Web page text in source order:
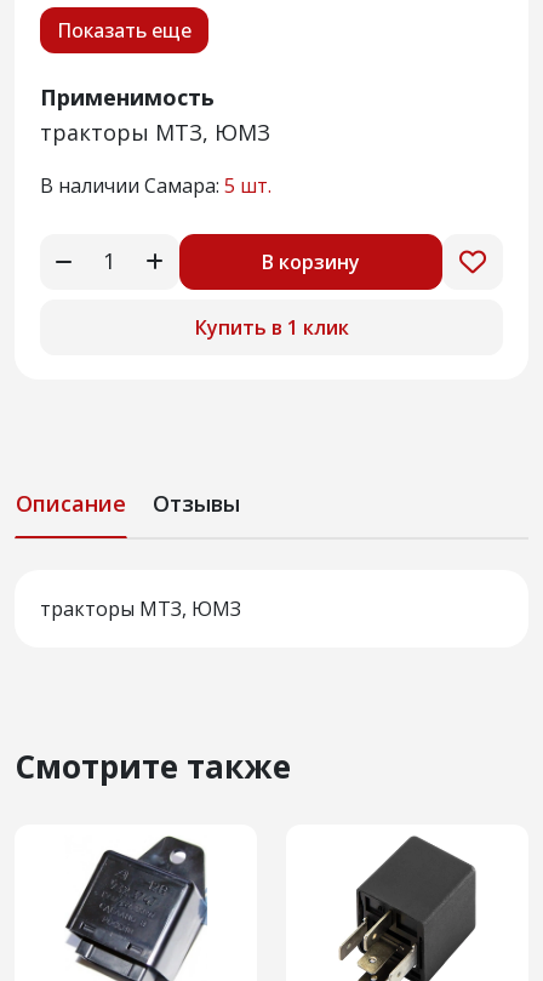
Показать еще
Применимость
тракторы МТЗ, ЮМЗ
В наличии Самара: 5 шт.
В корзину
Купить в 1 клик
Описание Отзывы
тракторы МТЗ, ЮМЗ
Смотрите также